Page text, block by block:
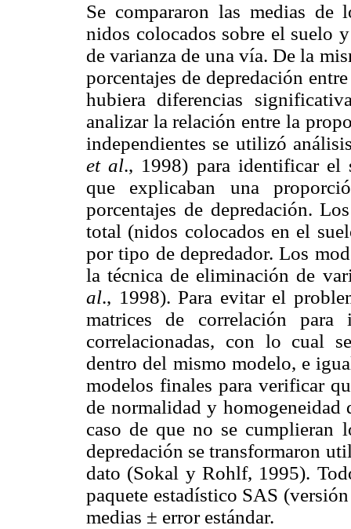
Se compararon las medias de
nidos colocados sobre el suelo
de varianza de una vía. De la
porcentajes de depredación
hubiera diferencias
analizar la relación entre la
independientes se utilizó
et al., 1998) para identificar el
que explicaban una
porcentajes de depredación.
total (nidos colocados en el
por tipo de depredador. Los
la técnica de eliminación de
al., 1998). Para evitar el
matrices de correlación para
correlacionadas, con lo cual
dentro del mismo modelo, e
modelos finales para verificar
de normalidad y
caso de que no se cumplieran
depredación se transformaron
dato (Sokal y Rohlf, 1995).
paquete estadístico SAS
medias ± error estándar.